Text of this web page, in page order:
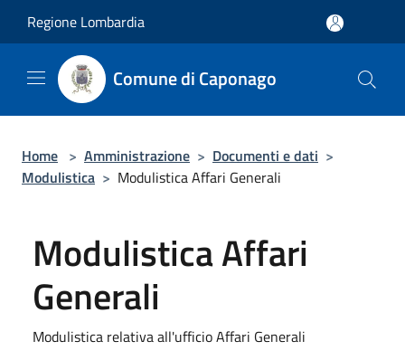
Regione Lombardia
Comune di Caponago
Home > Amministrazione > Documenti e dati >
Modulistica > Modulistica Affari Generali
Modulistica Affari
Generali
Modulistica relativa all'ufficio Affari Generali